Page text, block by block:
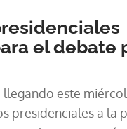
el debate
este
presidenciales a la